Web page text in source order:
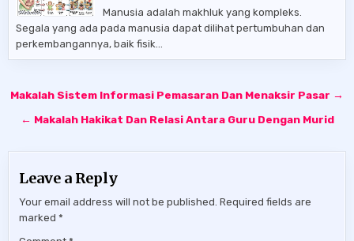
Manusia adalah makhluk yang kompleks.
Segala yang ada pada manusia dapat dilihat pertumbuhan dan
perkembangannya, baik fisik…
Post
Makalah Sistem Informasi Pemasaran Dan Menaksir Pasar →
← Makalah Hakikat Dan Relasi Antara Guru Dengan Murid
Leave a Reply
Your email address will not be published. Required fields are
marked*